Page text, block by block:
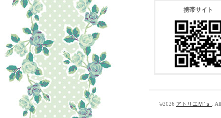
携帯サイト
©2026 アトリエＭ’ｓ .